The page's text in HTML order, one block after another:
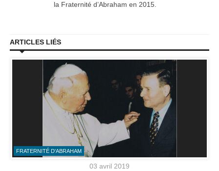
la Fraternité d’Abraham en 2015.
ARTICLES LIÉS
FRATERNITÉ D'ABRAHAM
03 avril 2019